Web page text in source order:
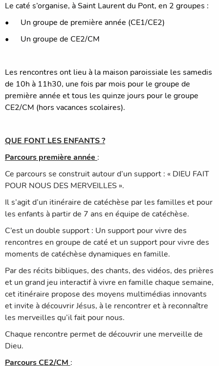
Le caté s’organise, à Saint Laurent du Pont, en 2 groupes :
•
Un groupe de première année (CE1/CE2)
•
Un groupe de CE2/CM
Les rencontres ont lieu à la maison paroissiale les samedis
de 10h à 11h30, une fois par mois pour le groupe de
première année et tous les quinze jours pour le groupe
CE2/CM (hors vacances scolaires).
QUE FONT LES ENFANTS ?
Parcours première année :
Ce parcours se construit autour d’un support : « DIEU FAIT
POUR NOUS DES MERVEILLES ».
Il s’agit d’un itinéraire de catéchèse par les familles et pour
les enfants à partir de 7 ans en équipe de catéchèse.
C’est un double support : Un support pour vivre des
rencontres en groupe de caté et un support pour vivre des
moments de catéchèse dynamiques en famille.
Par des récits bibliques, des chants, des vidéos, des prières
et un grand jeu interactif à vivre en famille chaque semaine,
cet itinéraire propose des moyens multimédias innovants
et invite à découvrir Jésus, à le rencontrer et à reconnaître
les merveilles qu’il fait pour nous.
Chaque rencontre permet de découvrir une merveille de
Dieu.
Parcours CE2/CM :